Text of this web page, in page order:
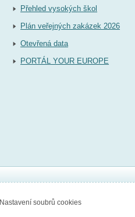
Přehled vysokých škol
Plán veřejných zakázek 2026
Otevřená data
PORTÁL YOUR EUROPE
Nastavení soubrů cookies